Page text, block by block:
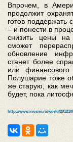
Впрочем, в
продолжит
готов поддержать
– и понести в
снизить цены на
сможет
обновление
станет более
или
Полушарие тоже
же старую, как
будет, пока
http://www.inosmi.ru/world/